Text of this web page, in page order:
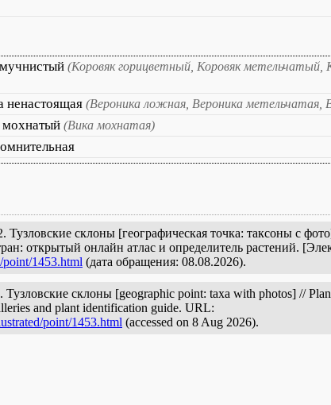
(Коровяк горицветный, Коровяк метельчатый,
ненастоящая (Вероника ложная, Вероника метельчатая,
(Вика мохнатая)
склоны [географическая точка: таксоны с
открытый онлайн атлас и определитель растений.
1453.html (дата обращения: 08.08.2026).
склоны [geographic point: taxa with photos] //
and plant identification guide. URL:
point/1453.html (accessed on 8 Aug 2026).